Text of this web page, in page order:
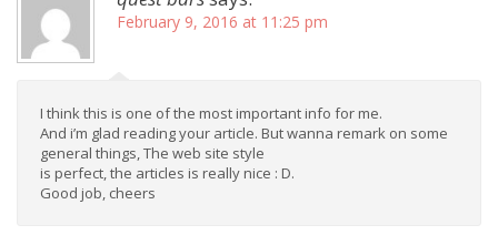
February 9, 2016 at 11:25 pm
I think this is one of the most important info for me.
And i’m glad reading your article. But wanna remark on some
general things, The web site style
is perfect, the articles is really nice : D.
Good job, cheers